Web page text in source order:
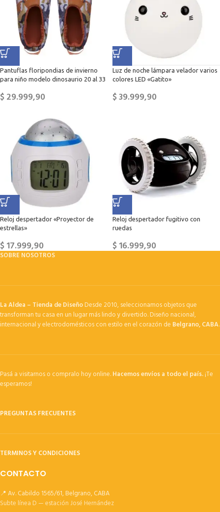
Pantuflas floripondias de invierno
para niño modelo dinosaurio 20 al 33
$29.999,90
Luz de noche lámpara velador varios
colores LED «Gatito»
$39.999,90
Reloj despertador «Proyector de
estrellas»
$17.999,90
Reloj despertador fugitivo con
ruedas
$16.999,90
SOBRE NOSOTROS
La Aldea – Tienda de DiseñoDesde 2010, seleccionamos objetos que
transforman tu casa en un lugar más lindo y divertido. Diseño nacional,
internacional y electrodomésticos con estilo en el corazón de Belgrano, CABA.
Pasá a visitarnos o compralo hoy online.Hacemos envíos a todo el país.¡Te
esperamos!
PREGUNTAS FRECUENTES
TERMINOS Y CONDICIONES
CONTACTO
📍 Av. Cabildo 1565/61, Belgrano, CABA
Subte línea D — estación José Hernández